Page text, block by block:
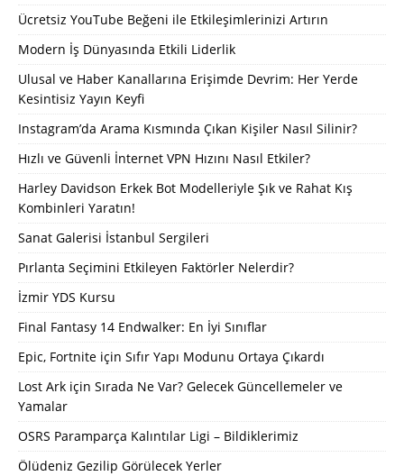
Ücretsiz YouTube Beğeni ile Etkileşimlerinizi Artırın
Modern İş Dünyasında Etkili Liderlik
Ulusal ve Haber Kanallarına Erişimde Devrim: Her Yerde
Kesintisiz Yayın Keyfi
Instagram’da Arama Kısmında Çıkan Kişiler Nasıl Silinir?
Hızlı ve Güvenli İnternet VPN Hızını Nasıl Etkiler?
Harley Davidson Erkek Bot Modelleriyle Şık ve Rahat Kış
Kombinleri Yaratın!
Sanat Galerisi İstanbul Sergileri
Pırlanta Seçimini Etkileyen Faktörler Nelerdir?
İzmir YDS Kursu
Final Fantasy 14 Endwalker: En İyi Sınıflar
Epic, Fortnite için Sıfır Yapı Modunu Ortaya Çıkardı
Lost Ark için Sırada Ne Var? Gelecek Güncellemeler ve
Yamalar
OSRS Paramparça Kalıntılar Ligi – Bildiklerimiz
Ölüdeniz Gezilip Görülecek Yerler